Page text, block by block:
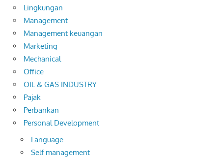
Lingkungan
Management
Management keuangan
Marketing
Mechanical
Office
OIL & GAS INDUSTRY
Pajak
Perbankan
Personal Development
Language
Self management